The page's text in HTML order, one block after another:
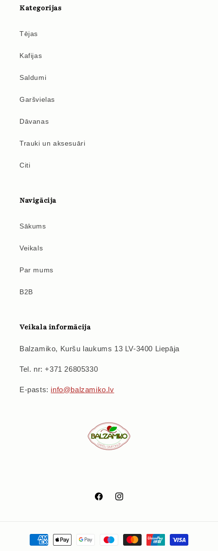
Kategorijas
Tējas
Kafijas
Saldumi
Garšvielas
Dāvanas
Trauki un aksesuāri
Citi
Navigācija
Sākums
Veikals
Par mums
B2B
Veikala informācija
Balzamiko, Kuršu laukums 13 LV-3400 Liepāja
Tel. nr: +371 26805330
E-pasts: info@balzamiko.lv
FacebookInstagram
Maksājumu
metodes